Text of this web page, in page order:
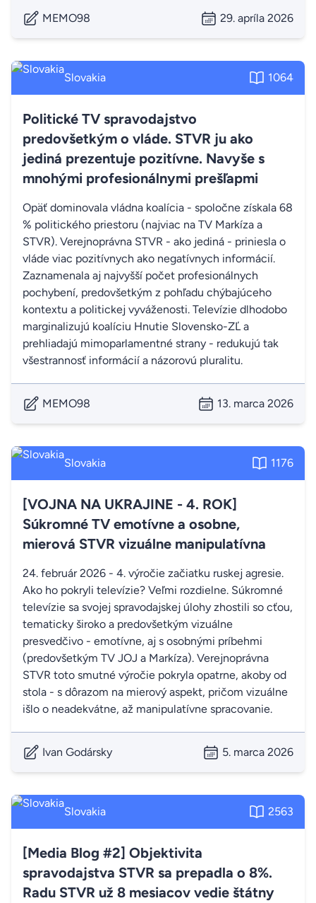
MEMO98 29. apríla 2026
Slovakia 1064
Politické TV spravodajstvo
predovšetkým o vláde. STVR ju ako
jediná prezentuje pozitívne. Navyše s
mnohými profesionálnymi prešľapmi
Opäť dominovala vládna koalícia - spoločne získala 68
% politického priestoru (najviac na TV Markíza a
STVR). Verejnoprávna STVR - ako jediná - priniesla o
vláde viac pozitívnych ako negatívnych informácií.
Zaznamenala aj najvyšší počet profesionálnych
pochybení, predovšetkým z pohľadu chýbajúceho
kontextu a politickej vyváženosti. Televízie dlhodobo
marginalizujú koalíciu Hnutie Slovensko-ZĽ a
prehliadajú mimoparlamentné strany - redukujú tak
všestrannosť informácií a názorovú pluralitu.
MEMO98 13. marca 2026
Slovakia 1176
[VOJNA NA UKRAJINE - 4. ROK]
Súkromné TV emotívne a osobne,
mierová STVR vizuálne manipulatívna
24. február 2026 - 4. výročie začiatku ruskej agresie.
Ako ho pokryli televízie? Veľmi rozdielne. Súkromné
televízie sa svojej spravodajskej úlohy zhostili so cťou,
tematicky široko a predovšetkým vizuálne
presvedčivo - emotívne, aj s osobnými príbehmi
(predovšetkým TV JOJ a Markíza). Verejnoprávna
STVR toto smutné výročie pokryla opatrne, akoby od
stola - s dôrazom na mierový aspekt, pričom vizuálne
išlo o neadekvátne, až manipulatívne spracovanie.
Ivan Godársky 5. marca 2026
Slovakia 2563
[Media Blog #2] Objektivita
spravodajstva STVR sa prepadla o 8%.
Radu STVR už 8 mesiacov vedie štátny